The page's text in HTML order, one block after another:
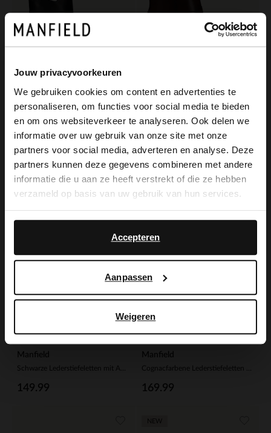
Jouw privacyvoorkeuren
We gebruiken cookies om content en advertenties te
personaliseren, om functies voor social media te bieden
en om ons websiteverkeer te analyseren. Ook delen we
informatie over uw gebruik van onze site met onze
partners voor social media, adverteren en analyse. Deze
partners kunnen deze gegevens combineren met andere
informatie die u aan ze heeft verstrekt of die ze hebben
verzameld op basis van uw gebruik van hun services.
Accepteren
Aanpassen
Weigeren
No Stress
Schwarze Lederstiefeletten mit Absatz
139.99
No Stress
139.99
Manfield
149.99
Manfield
169.99
×
View this website in English?
It looks like your language isn't Dutch. Would
you like to switch to English?
English